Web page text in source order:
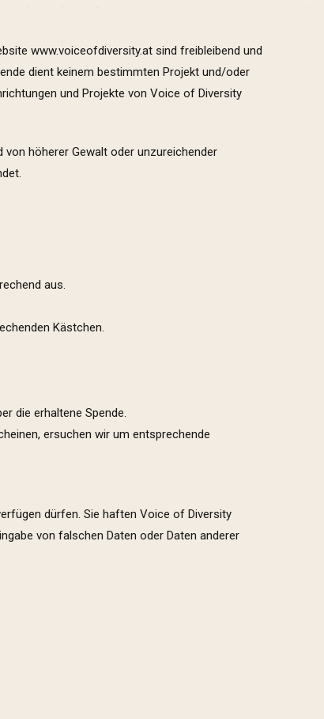
www.voiceofdiversity.atsind freibleibend und
dient keinem bestimmten Projekt und/oder
und Projekte von Voice of Diversity
höherer Gewalt oder unzureichender
aus.
Kästchen.
die erhaltene Spende.
ersuchen wir um entsprechende
dürfen. Sie haften Voice of Diversity
von falschen Daten oder Daten anderer